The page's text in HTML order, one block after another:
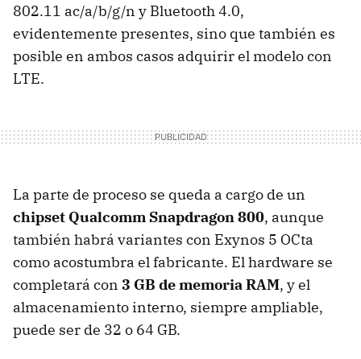
802.11 ac/a/b/g/n y Bluetooth 4.0,
evidentemente presentes, sino que también es
posible en ambos casos adquirir el modelo con
LTE.
La parte de proceso se queda a cargo de un
chipset Qualcomm Snapdragon 800, aunque
también habrá variantes con Exynos 5 OCta
como acostumbra el fabricante. El hardware se
completará con 3 GB de memoria RAM, y el
almacenamiento interno, siempre ampliable,
puede ser de 32 o 64 GB.